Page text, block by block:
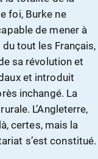
foi, Burke ne
de mener à
tout les Français,
sa révolution et
et introduit
inchangé. La
L’Angleterre,
certes, mais la
s’est constitué.